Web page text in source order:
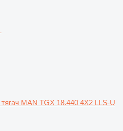
тягач MAN TGX 18.440 4X2 LLS-U